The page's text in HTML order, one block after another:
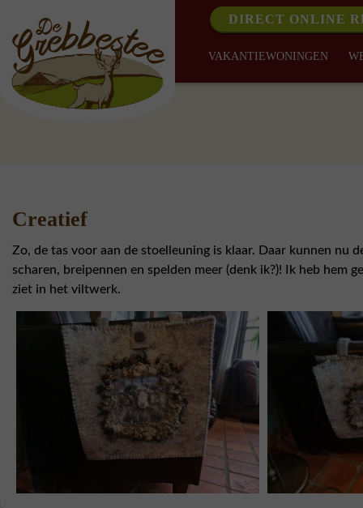
DIRECT ONLINE
VAKANTIEWONINGEN
Creatief
Zo, de tas voor aan de stoelleuning is klaar. Daar kunnen nu
scharen, breipennen en spelden meer (denk ik?)! Ik heb
ziet in het viltwerk.